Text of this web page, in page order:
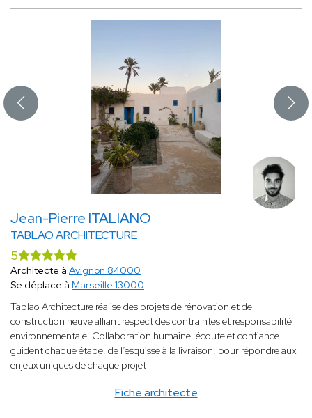
Jean-Pierre ITALIANO
TABLAO ARCHITECTURE
Fiche architecte
5
Architecte à Avignon 84000
Se déplace à Marseille 13000
Tablao Architecture réalise des projets de rénovation et de
construction neuve alliant respect des contraintes et responsabilité
environnementale. Collaboration humaine, écoute et confiance
guident chaque étape, de l’esquisse à la livraison, pour répondre aux
enjeux uniques de chaque projet